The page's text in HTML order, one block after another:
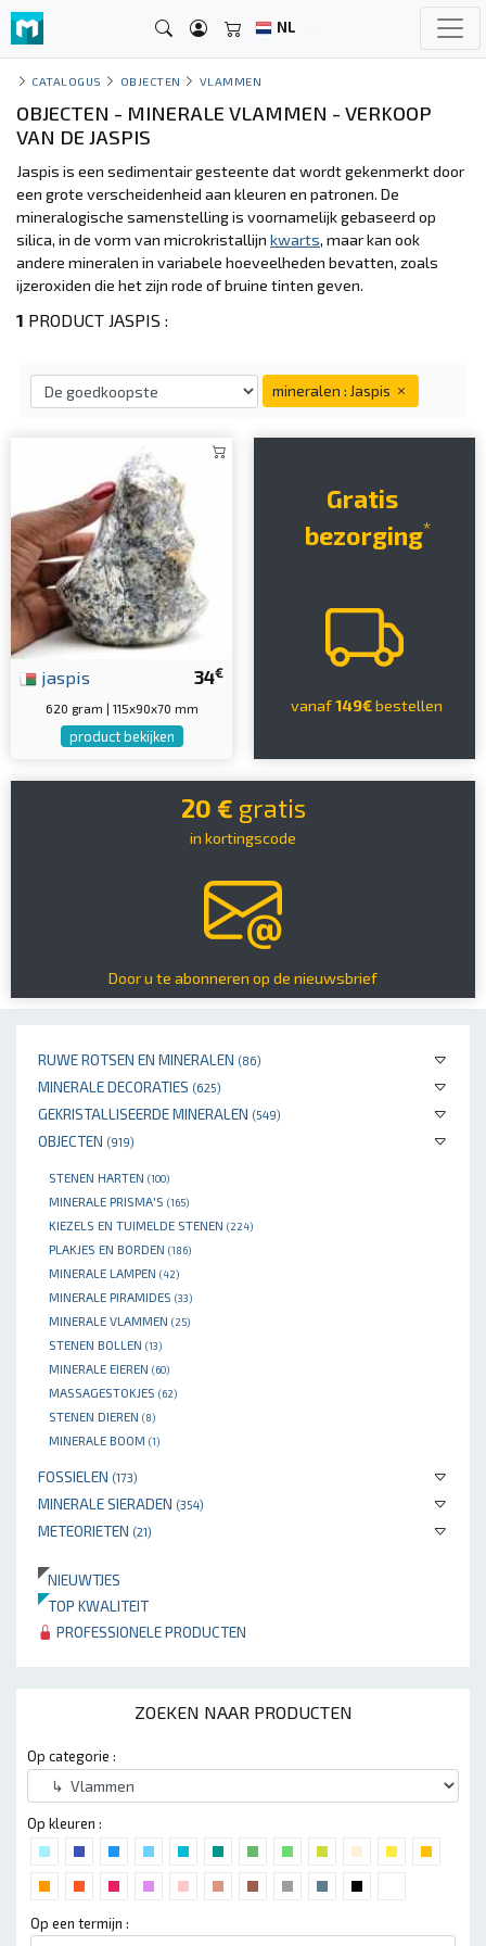
NL
RUWE ROTSEN EN MINERALEN (86)
MINERALE DECORATIES (625)
GEKRISTALLISEERDE MINERALEN (549)
OBJECTEN (919)
STENEN HARTEN (100)
MINERALE PRISMA'S (165)
KIEZELS EN TUIMELDE STENEN (224)
PLAKJES EN BORDEN (186)
MINERALE LAMPEN (42)
MINERALE PIRAMIDES (33)
MINERALE VLAMMEN (25)
STENEN BOLLEN (13)
MINERALE EIEREN (60)
MASSAGESTOKJES (62)
STENEN DIEREN (8)
MINERALE BOOM (1)
FOSSIELEN (173)
MINERALE SIERADEN (354)
METEORIETEN (21)
NIEUWTJES
TOP KWALITEIT
PROFESSIONELE PRODUCTEN
ZOEKEN NAAR PRODUCTEN
Op categorie :
Op kleuren :
Op een termijn :
CATALOGUS OBJECTEN VLAMMEN
OBJECTEN - MINERALE VLAMMEN - VERKOOP
VAN DE JASPIS
Jaspis is een sedimentair gesteente dat wordt gekenmerkt door
een grote verscheidenheid aan kleuren en patronen. De
mineralogische samenstelling is voornamelijk gebaseerd op
silica, in de vorm van microkristallijn kwarts, maar kan ook
andere mineralen in variabele hoeveelheden bevatten, zoals
ijzeroxiden die het zijn rode of bruine tinten geven.
1 PRODUCT JASPIS :
mineralen : Jaspis
34€
jaspis
620 gram | 115x90x70 mm
product bekijken
Gratis
bezorging*
vanaf149€bestellen
20 € gratis
in kortingscode
Door u te abonneren op de nieuwsbrief